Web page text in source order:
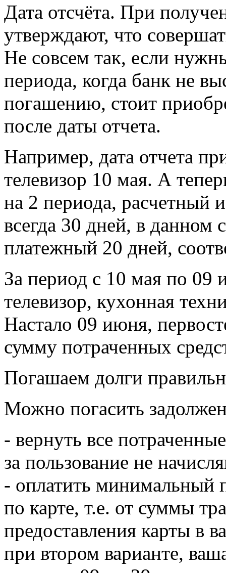
Дата отсчёта. При
утверждают, что
Не совсем так, если
периода, когда банк не
погашению, стоит
после даты отчета.
Например, дата отчета
телевизор 10 мая. А
на 2 периода, расчетный
всегда 30 дней, в данном
платежный 20 дней,
За период с 10 мая по
телевизор, кухонная
Настало 09 июня,
сумму потраченных
Погашаем долги
Можно погасить
- вернуть все
за пользование не
- оплатить минимальный
по карте, т.е. от суммы
предоставления карты в
при втором варианте,